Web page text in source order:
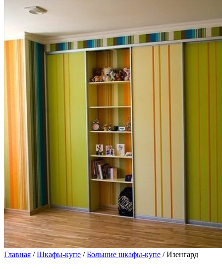
Главная /Шкафы-купе /Большие шкафы-купе / Изенгард